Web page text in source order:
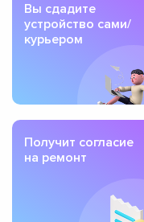
Вы сдадите
устройство сами/
курьером
Получит согласие
на ремонт